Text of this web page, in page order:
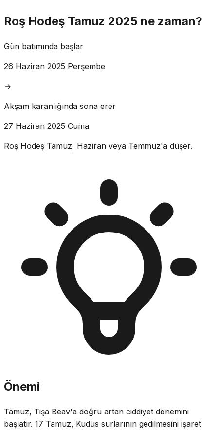
Roş Hodeş Tamuz 2025 ne zaman?
Gün batımında başlar
26 Haziran 2025 Perşembe
→
Akşam karanlığında sona erer
27 Haziran 2025 Cuma
Roş Hodeş Tamuz, Haziran veya Temmuz'a düşer.
Önemi
Tamuz, Tişa Beav'a doğru artan ciddiyet dönemini
başlatır. 17 Tamuz, Kudüs surlarının gedilmesini işaret